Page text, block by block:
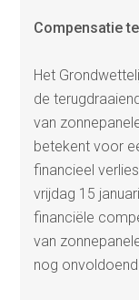
Compensatie
Het
de
van
betekent voor
financieel
vrijdag 15
financiële
van
nog